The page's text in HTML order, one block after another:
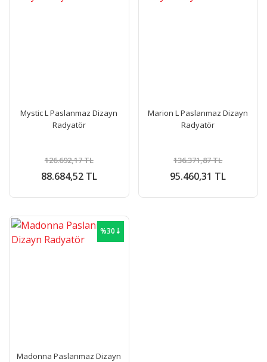
Mystic L Paslanmaz Dizayn
Radyatör
88.684,52 TL
126.692,17 TL
Marion L Paslanmaz Dizayn
Radyatör
95.460,31 TL
136.371,87 TL
%30⇣
Madonna Paslanmaz Dizayn